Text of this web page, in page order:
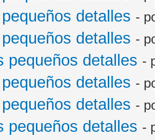
detalles -
detalles -
pequeños detalles -
detalles -
detalles -
pequeños detalles -